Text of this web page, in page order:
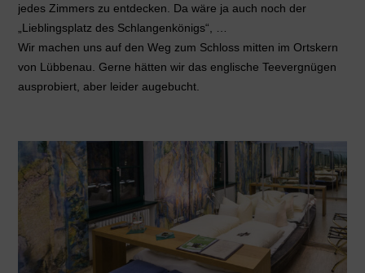
jedes Zimmers zu entdecken. Da wäre ja auch noch der
„Lieblingsplatz des Schlangenkönigs“, …
Wir machen uns auf den Weg zum Schloss mitten im Ortskern
von Lübbenau. Gerne hätten wir das englische Teevergnügen
ausprobiert, aber leider augebucht.